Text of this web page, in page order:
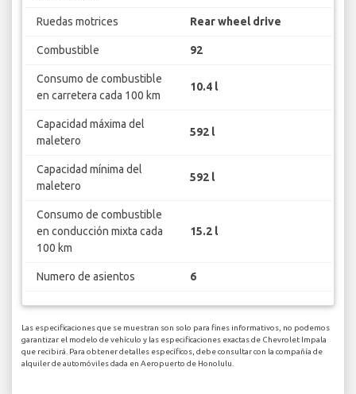
Ruedas motrices Rear wheel drive
Combustible 92
Consumo de combustible
en carretera cada 100 km
10.4 l
Capacidad máxima del
maletero
592 l
Capacidad mínima del
maletero
592 l
Consumo de combustible
en conducción mixta cada
100 km
15.2 l
Numero de asientos 6
Las especificaciones que se muestran son solo para fines informativos, no podemos
garantizar el modelo de vehículo y las especificaciones exactas de Chevrolet Impala
que recibirá. Para obtener detalles específicos, debe consultar con la compañía de
alquiler de automóviles dada en Aeropuerto de Honolulu.